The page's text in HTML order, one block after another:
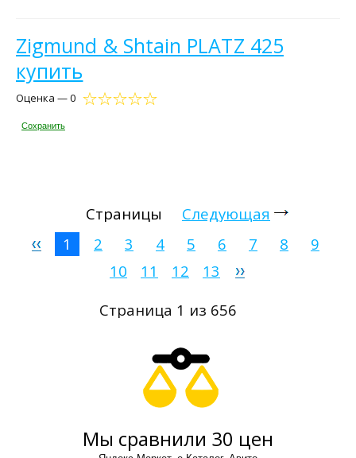
Zigmund & Shtain PLATZ 425
купить
Оценка — 0
Сохранить
Страницы
Следующая
1
2 3 4 5 6 7 8
9
10
11 12
13
Страница 1 из 656
Мы сравнили 30 цен